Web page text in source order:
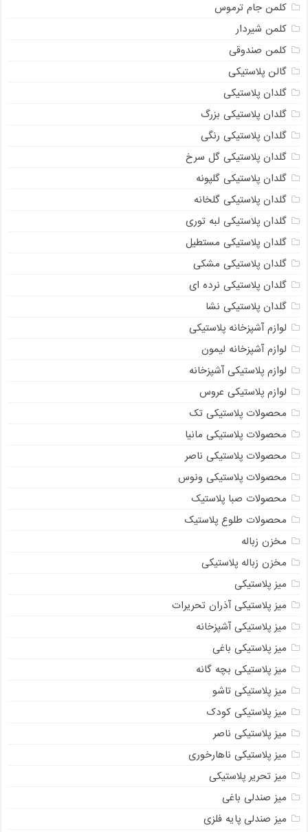
کلمن جام ترموس
کلمن شیردار
کلمن صندوقی
گالن پلاستیکی
گلدان پلاستیکی
گلدان پلاستیکی بزرگ
گلدان پلاستیکی رنگی
گلدان پلاستیکی گل سرخ
گلدان پلاستیکی گلپونه
گلدان پلاستیکی گلخانه
گلدان پلاستیکی لبه توری
گلدان پلاستیکی مستطیل
گلدان پلاستیکی مشکی
گلدان پلاستیکی نرده ای
گلدان پلاستیکی نشا
لوازم آشپزخانه پلاستیکی
لوازم آشپزخانه لیمون
لوازم پلاستیکی آشپزخانه
لوازم پلاستیکی عروس
محصولات پلاستیکی تک
محصولات پلاستیکی مانیا
محصولات پلاستیکی ناصر
محصولات پلاستیکی ونوس
محصولات صبا پلاستیک
محصولات طلوع پلاستیک
مخزن زباله
مخزن زباله پلاستیکی
میز پلاستیکی
میز پلاستیکی آذران تحریرات
میز پلاستیکی آشپزخانه
میز پلاستیکی باغی
میز پلاستیکی بچه گانه
میز پلاستیکی تاشو
میز پلاستیکی کودک
میز پلاستیکی ناصر
میز پلاستیکی ناهارخوری
میز تحریر پلاستیکی
میز صندلی باغی
میز صندلی پایه فلزی